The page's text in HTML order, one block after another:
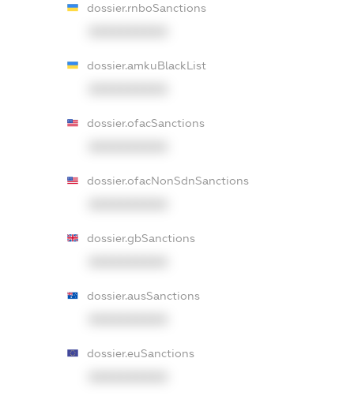
dossier.rnboSanctions
dossier.amkuBlackList
dossier.ofacSanctions
dossier.ofacNonSdnSanctions
dossier.gbSanctions
dossier.ausSanctions
dossier.euSanctions